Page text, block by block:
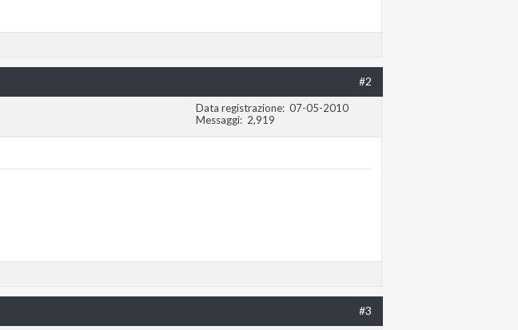
#2
Data registrazione 07-05-2010
Messaggi
2,919
#3